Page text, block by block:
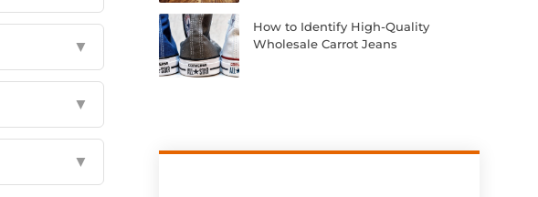
▼
▼
▼
How to Identify High-Quality
Wholesale Carrot Jeans